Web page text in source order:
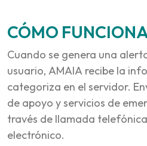
CÓMO
Cuando se genera una
usuario, AMAIA recibe la
categoriza en el servidor.
de apoyo y servicios de
través de llamada
electrónico.